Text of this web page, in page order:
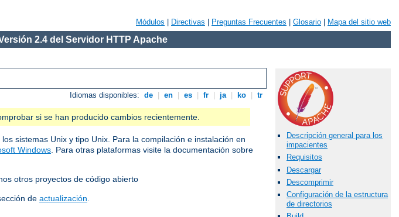
Módulos Directivas Preguntas Frecuentes Glosario Mapa del sitio web
2.4 del Servidor HTTP Apache
Idiomas disponibles: de en es fr ja ko tr
si se han producido cambios recientemente.
sistemas Unix y tipo Unix. Para la compilación e instalación en
Windows. Para otras plataformas visite la documentación sobre
otros proyectos de código abierto
de actualización.
Descripción general para los
impacientes
Requisitos
Descargar
Descomprimir
Configuración de la estructura
de directorios